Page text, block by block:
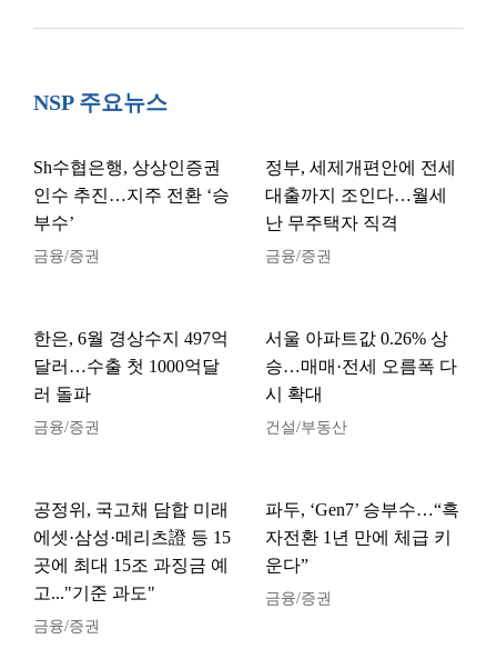
NSP 주요뉴스
Sh수협은행, 상상인증권
인수 추진…지주 전환 ‘승
부수’
금융/증권
정부, 세제개편안에 전세
대출까지 조인다…월세
난 무주택자 직격
금융/증권
한은, 6월 경상수지 497억
달러…수출 첫 1000억달
러 돌파
금융/증권
서울 아파트값 0.26% 상
승…매매·전세 오름폭 다
시 확대
건설/부동산
공정위, 국고채 담합 미래
에셋·삼성·메리츠證 등 15
곳에 최대 15조 과징금 예
고..."기준 과도"
금융/증권
파두, ‘Gen7’ 승부수…“흑
자전환 1년 만에 체급 키
운다”
금융/증권